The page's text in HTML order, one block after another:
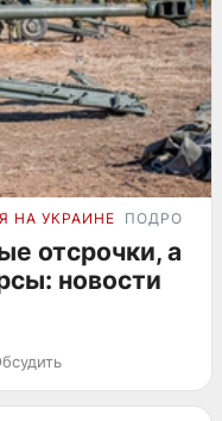
НА УКРАИНЕ
отсрочки, а
новости